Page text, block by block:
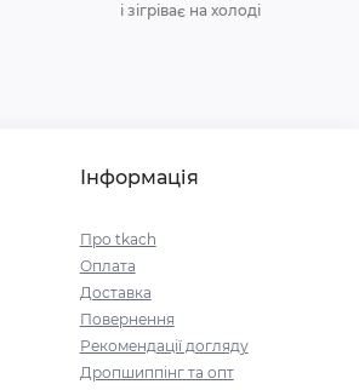
і зігріває на холоді
Інформація
Про tkach
Оплата
Доставка
Повернення
Рекомендації догляду
Дропшиппінг та опт